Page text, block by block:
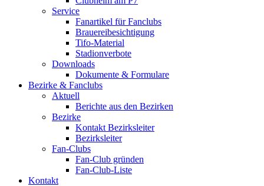
Service
Fanartikel für Fanclubs
Brauereibesichtigung
Tifo-Material
Stadionverbote
Downloads
Dokumente & Formulare
Bezirke & Fanclubs
Aktuell
Berichte aus den Bezirken
Bezirke
Kontakt Bezirksleiter
Bezirksleiter
Fan-Clubs
Fan-Club gründen
Fan-Club-Liste
Kontakt